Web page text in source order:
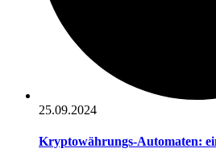
25.09.2024
Kryptowährungs-Automaten: